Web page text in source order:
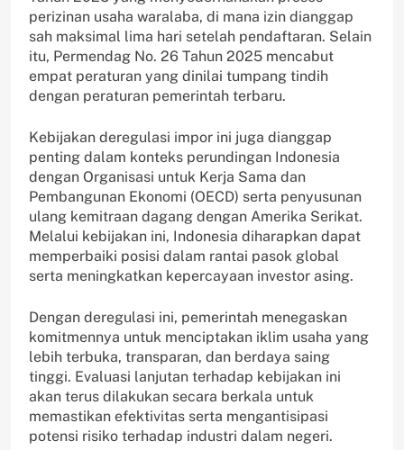
perizinan usaha waralaba, di mana izin dianggap
sah maksimal lima hari setelah pendaftaran. Selain
itu, Permendag No. 26 Tahun 2025 mencabut
empat peraturan yang dinilai tumpang tindih
dengan peraturan pemerintah terbaru.
Kebijakan deregulasi impor ini juga dianggap
penting dalam konteks perundingan Indonesia
dengan Organisasi untuk Kerja Sama dan
Pembangunan Ekonomi (OECD) serta penyusunan
ulang kemitraan dagang dengan Amerika Serikat.
Melalui kebijakan ini, Indonesia diharapkan dapat
memperbaiki posisi dalam rantai pasok global
serta meningkatkan kepercayaan investor asing.
Dengan deregulasi ini, pemerintah menegaskan
komitmennya untuk menciptakan iklim usaha yang
lebih terbuka, transparan, dan berdaya saing
tinggi. Evaluasi lanjutan terhadap kebijakan ini
akan terus dilakukan secara berkala untuk
memastikan efektivitas serta mengantisipasi
potensi risiko terhadap industri dalam negeri.